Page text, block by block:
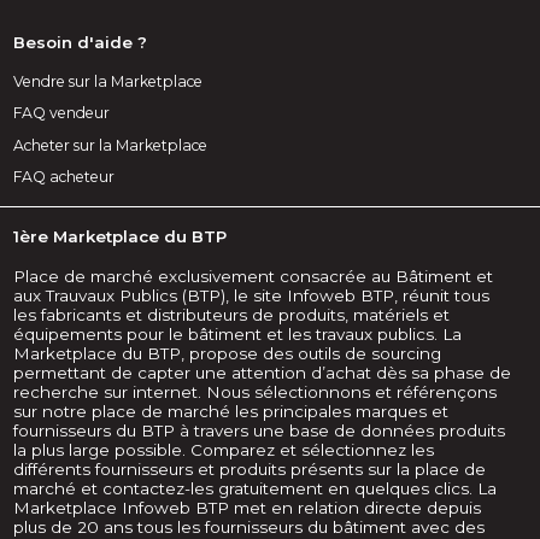
Besoin d'aide ?
Vendre sur la Marketplace
FAQ vendeur
Acheter sur la Marketplace
FAQ acheteur
1ère Marketplace du BTP
Place de marché exclusivement consacrée au Bâtiment et
aux Trauvaux Publics (BTP), le site Infoweb BTP, réunit tous
les fabricants et distributeurs de produits, matériels et
équipements pour le bâtiment et les travaux publics. La
Marketplace du BTP, propose des outils de sourcing
permettant de capter une attention d’achat dès sa phase de
recherche sur internet. Nous sélectionnons et référençons
sur notre place de marché les principales marques et
fournisseurs du BTP à travers une base de données produits
la plus large possible. Comparez et sélectionnez les
différents fournisseurs et produits présents sur la place de
marché et contactez-les gratuitement en quelques clics. La
Marketplace Infoweb BTP met en relation directe depuis
plus de 20 ans tous les fournisseurs du bâtiment avec des